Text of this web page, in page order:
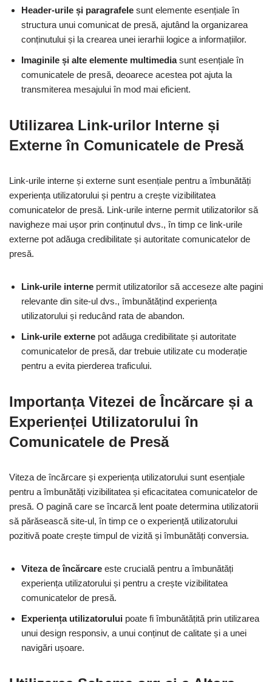
Header-urile și paragrafele sunt elemente esențiale în
structura unui comunicat de presă, ajutând la organizarea
conținutului și la crearea unei ierarhii logice a informațiilor.
Imaginile și alte elemente multimediasunt esențiale în
comunicatele de presă, deoarece acestea pot ajuta la
transmiterea mesajului în mod mai eficient.
Utilizarea Link-urilor Interne și
Externe în Comunicatele de Presă
Link-urile interne și externe sunt esențiale pentru a îmbunătăți
experiența utilizatorului și pentru a crește vizibilitatea
comunicatelor de presă. Link-urile interne permit utilizatorilor să
navigheze mai ușor prin conținutul dvs., în timp ce link-urile
externe pot adăuga credibilitate și autoritate comunicatelor de
presă.
Link-urile interne permit utilizatorilor să acceseze alte pagini
relevante din site-ul dvs., îmbunătățind experiența
utilizatorului și reducând rata de abandon.
Link-urile externe pot adăuga credibilitate și autoritate
comunicatelor de presă, dar trebuie utilizate cu moderație
pentru a evita pierderea traficului.
Importanța Vitezei de Încărcare și a
Experienței Utilizatorului în
Comunicatele de Presă
Viteza de încărcare și experiența utilizatorului sunt esențiale
pentru a îmbunătăți vizibilitatea și eficacitatea comunicatelor de
presă. O pagină care se încarcă lent poate determina utilizatorii
să părăsească site-ul, în timp ce o experiență utilizatorului
pozitivă poate crește timpul de vizită și îmbunătăți conversia.
Viteza de încărcare este crucială pentru a îmbunătăți
experiența utilizatorului și pentru a crește vizibilitatea
comunicatelor de presă.
Experiența utilizatorului poate fi îmbunătățită prin utilizarea
unui design responsiv, a unui conținut de calitate și a unei
navigări ușoare.